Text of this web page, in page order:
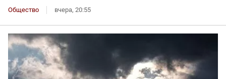
Общество вчера, 20:55